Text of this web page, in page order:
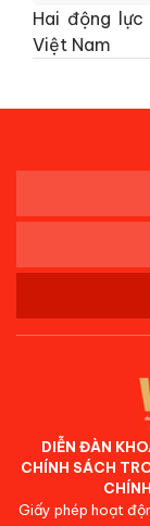
Hai động
Việt Nam
DIỄN ĐÀN
CHÍNH SÁCH
Giấy phép hoạt